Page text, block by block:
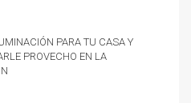
para tu casa y
provecho en la